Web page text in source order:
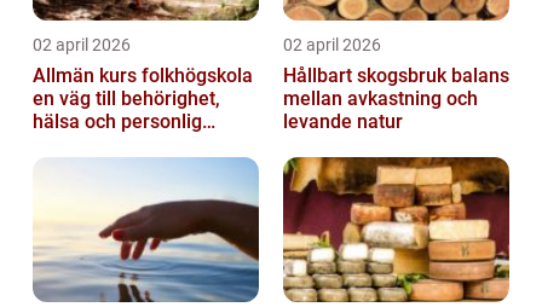
02 april 2026
Allmän kurs folkhögskola
en väg till behörighet,
hälsa och personlig
02 april 2026
Hållbart skogsbruk balans
mellan avkastning och
levande natur